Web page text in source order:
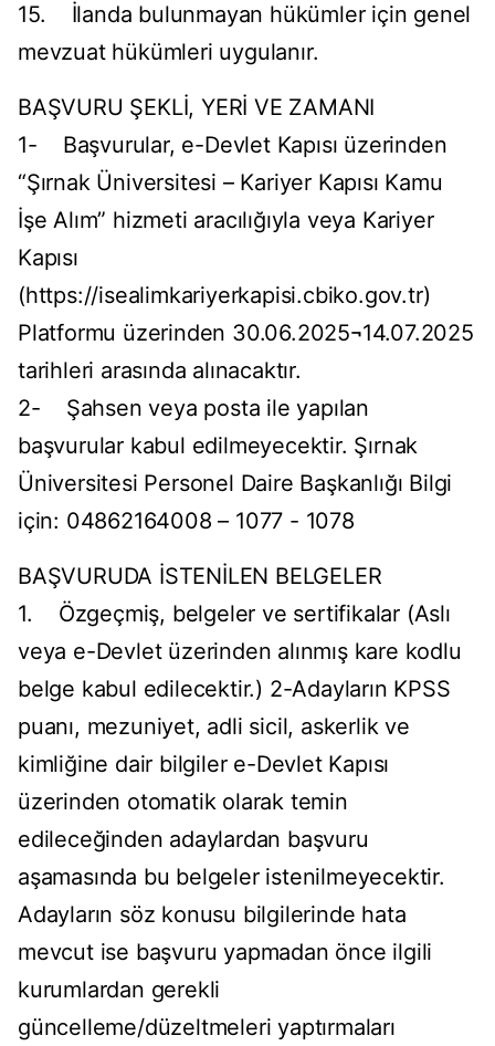
15. İlanda bulunmayan hükümler için genel
mevzuat hükümleri uygulanır.
BAŞVURU ŞEKLİ, YERİ VE ZAMANI
1- Başvurular, e-Devlet Kapısı üzerinden
“Şırnak Üniversitesi – Kariyer Kapısı Kamu
İşe Alım” hizmeti aracılığıyla veya Kariyer
Kapısı
(https://isealimkariyerkapisi.cbiko.gov.tr)
Platformu üzerinden 30.06.2025¬14.07.2025
tarihleri arasında alınacaktır.
2- Şahsen veya posta ile yapılan
başvurular kabul edilmeyecektir. Şırnak
Üniversitesi Personel Daire Başkanlığı Bilgi
için: 04862164008 – 1077 - 1078
BAŞVURUDA İSTENİLEN BELGELER
1. Özgeçmiş, belgeler ve sertifikalar (Aslı
veya e-Devlet üzerinden alınmış kare kodlu
belge kabul edilecektir.) 2-Adayların KPSS
puanı, mezuniyet, adli sicil, askerlik ve
kimliğine dair bilgiler e-Devlet Kapısı
üzerinden otomatik olarak temin
edileceğinden adaylardan başvuru
aşamasında bu belgeler istenilmeyecektir.
Adayların söz konusu bilgilerinde hata
mevcut ise başvuru yapmadan önce ilgili
kurumlardan gerekli
güncelleme/düzeltmeleri yaptırmaları